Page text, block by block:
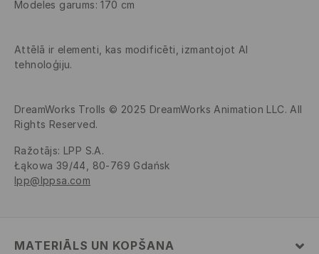
Modeles garums: 170 cm
Attēlā ir elementi, kas modificēti, izmantojot AI
tehnoloģiju.
DreamWorks Trolls © 2025 DreamWorks Animation LLC. All
Rights Reserved.
Ražotājs: LPP S.A.
Łąkowa 39/44, 80-769 Gdańsk
lpp@lppsa.com
MATERIĀLS UN KOPŠANA